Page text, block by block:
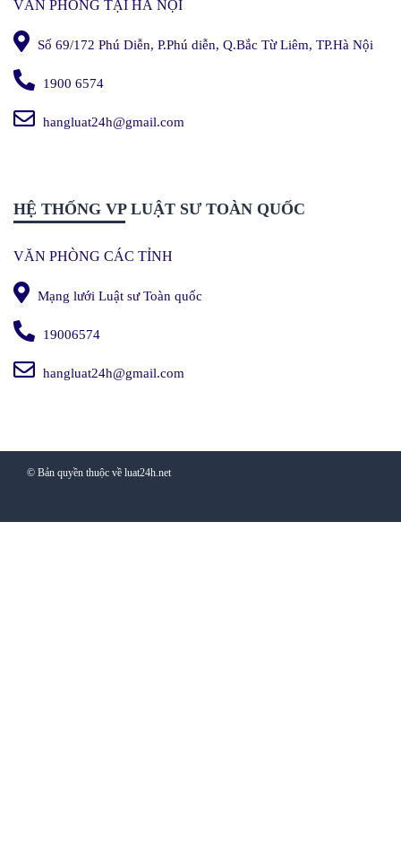
VĂN PHÒNG TẠI HÀ NỘI
Số 69/172 Phú Diễn, P.Phú diễn, Q.Bắc Từ Liêm, TP.Hà Nội
1900 6574
hangluat24h@gmail.com
HỆ THỐNG VP LUẬT SƯ TOÀN QUỐC
VĂN PHÒNG CÁC TỈNH
Mạng lưới Luật sư Toàn quốc
19006574
hangluat24h@gmail.com
© Bản quyền thuộc về luat24h.net